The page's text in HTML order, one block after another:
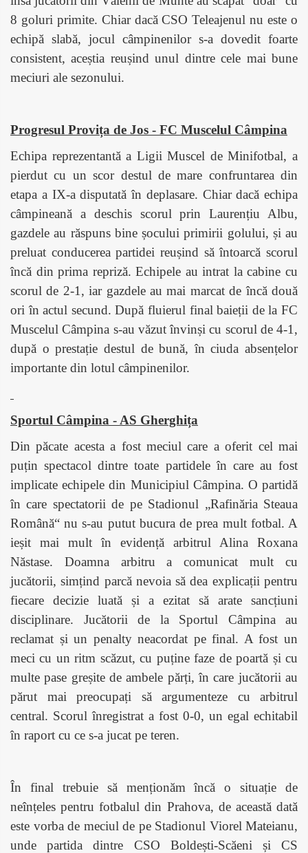
8 goluri primite. Chiar dacă CSO Teleajenul nu este o
echipă slabă, jocul câmpinenilor s-a dovedit foarte
consistent, aceștia reușind unul dintre cele mai bune
meciuri ale sezonului.
Progresul Provița de Jos - FC Muscelul Câmpina
Echipa reprezentantă a Ligii Muscel de Minifotbal, a
pierdut cu un scor destul de mare confruntarea din
etapa a IX-a disputată în deplasare. Chiar dacă echipa
câmpineană a deschis scorul prin Laurențiu Albu,
gazdele au răspuns bine șocului primirii golului, și au
preluat conducerea partidei reușind să întoarcă scorul
încă din prima repriză. Echipele au intrat la cabine cu
scorul de 2-1, iar gazdele au mai marcat de încă două
ori în actul secund. După fluierul final baieții de la FC
Muscelul Câmpina s-au văzut învinși cu scorul de 4-1,
după o prestație destul de bună, în ciuda absențelor
importante din lotul câmpinenilor.
Sportul Câmpina - AS Gherghița
Din păcate acesta a fost meciul care a oferit cel mai
puțin spectacol dintre toate partidele în care au fost
implicate echipele din Municipiul Câmpina. O partidă
în care spectatorii de pe Stadionul „Rafinăria Steaua
Română“ nu s-au putut bucura de prea mult fotbal. A
ieșit mai mult în evidență arbitrul Alina Roxana
Năstase. Doamna arbitru a comunicat mult cu
jucătorii, simțind parcă nevoia să dea explicații pentru
fiecare decizie luată și a ezitat să arate sancțiuni
disciplinare. Jucătorii de la Sportul Câmpina au
reclamat și un penalty neacordat pe final. A fost un
meci cu un ritm scăzut, cu puține faze de poartă și cu
multe pase greșite de ambele părți, în care jucătorii au
părut mai preocupați să argumenteze cu arbitrul
central. Scorul înregistrat a fost 0-0, un egal echitabil
în raport cu ce s-a jucat pe teren.
În final trebuie să menționăm încă o situație de
neînțeles pentru fotbalul din Prahova, de această dată
este vorba de meciul de pe Stadionul Viorel Mateianu,
unde partida dintre CSO Boldești-Scăeni și CS